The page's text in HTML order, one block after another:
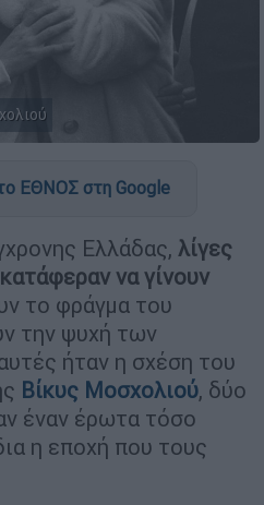
ΕΘΝΟΣ στη Google
Ελλάδας, λίγες
να γίνουν
το φράγμα του
την ψυχή των
ήταν η σχέση του
Βίκυς Μοσχολιού, δύο
έναν έρωτα τόσο
η εποχή που τους